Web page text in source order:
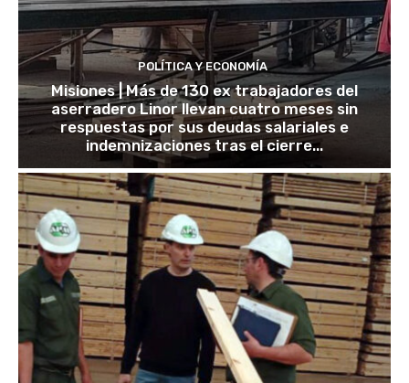
POLÍTICA Y ECONOMÍA
Misiones | Más de 130 ex trabajadores del
aserradero Linor llevan cuatro meses sin
respuestas por sus deudas salariales e
indemnizaciones tras el cierre...